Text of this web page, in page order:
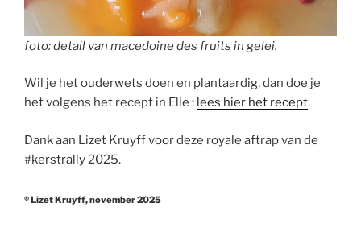
foto: detail van macedoine des fruits in gelei.
Wil je het ouderwets doen en plantaardig, dan doe je
het volgens het recept in Elle : lees hier het recept.
Dank aan Lizet Kruyff voor deze royale aftrap van de
#kerstrally 2025.
® Lizet Kruyff, november 2025